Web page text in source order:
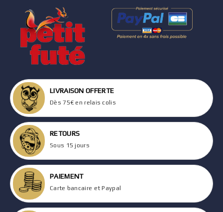
LIVRAISON OFFERTE
Dès 75€ en relais colis
RETOURS
Sous 15 jours
PAIEMENT
Carte bancaire et Paypal